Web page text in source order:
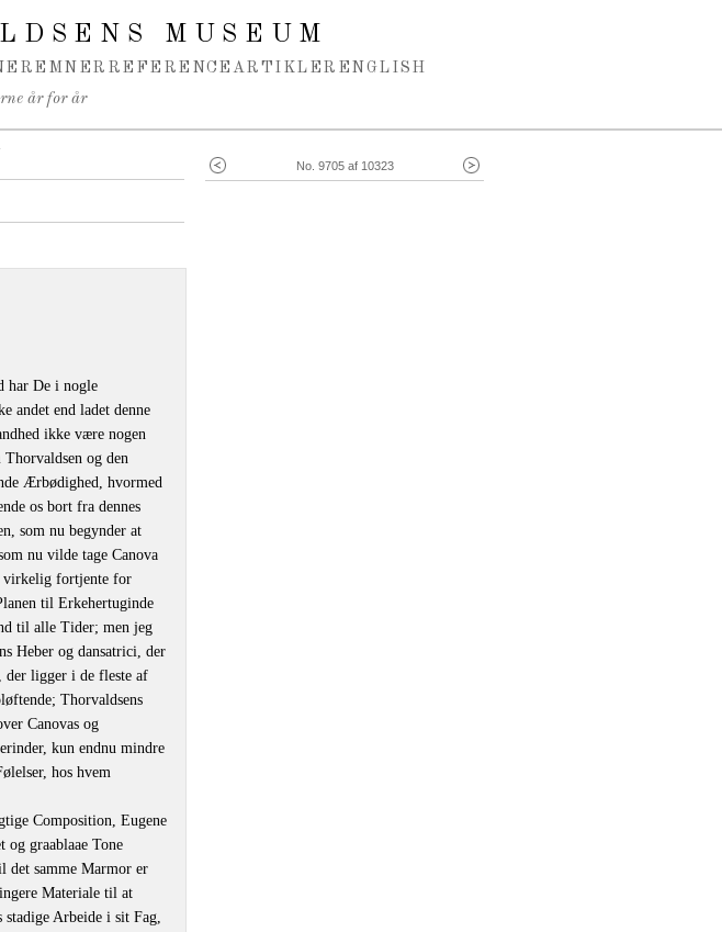
MUSEUM
EMNER REFERENCEARTIKLER ENGLISH
år for år
No. 9705 af 10323
har De i nogle
andet end ladet denne
ikke være nogen
Thorvaldsen og den
Ærbødighed, hvormed
os bort fra dennes
som nu begynder at
nu vilde tage Canova
virkelig fortjente for
til Erkehertuginde
til alle Tider; men jeg
Heber og dansatrici, der
der ligger i de fleste af
Thorvaldsens
Canovas og
kun endnu mindre
hos hvem
Composition, Eugene
og graablaae Tone
det samme Marmor er
Materiale til at
Arbeide i sit Fag,